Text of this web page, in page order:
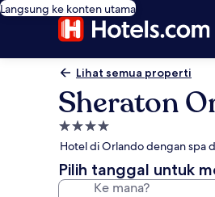
Langsung ke konten utama
Lihat semua properti
Sheraton
Properti
bintang
4.0
Hotel di Orlando dengan spa
Pilih tanggal untuk
Ke mana?